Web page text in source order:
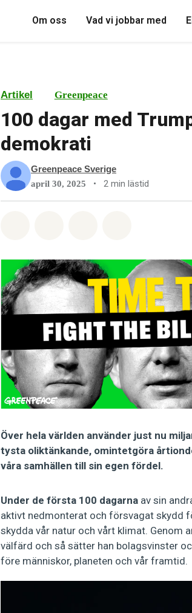
Om oss Vad vi jobbar med
Artikel Greenpeace
100 dagar med
demokrati
Greenpeace Sverige
april 30, 2025 • 2 min lästid
Över hela världen använder just nu
tysta oliktänkande, omintetgöra
våra samhällen till sin egen fördel.
Under de första 100 dagarna av sin
aktivt nedmonterat och försvagat skydd
skydda vår natur och vårt klimat.
välfärd och så sätter han bolagsvinster
före människor, planeten och vår framtid.